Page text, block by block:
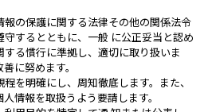
の保護に関する法律その他の関係法令
するとともに、一般 に公正妥当と認め
る慣行に準拠し、適切に取り扱いま
に努めます。
を明確にし、周知徹底します。また、
情報を取扱うよう要請します。